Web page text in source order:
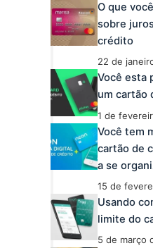
O que
sobre
crédito
22 de
Você esta
um cartão
1 de
Você tem
cartão de
a se
15 de
Usando
limite do
5 de março